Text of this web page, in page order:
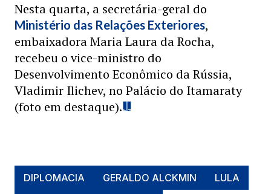
Nesta quarta, a secretária-geral do
Ministério das Relações Exteriores,
embaixadora Maria Laura da Rocha,
recebeu o vice-ministro do
Desenvolvimento Econômico da Rússia,
Vladimir Ilichev, no Palácio do Itamaraty
(foto em destaque).
DIPLOMACIA GERALDO ALCKMIN
LULA